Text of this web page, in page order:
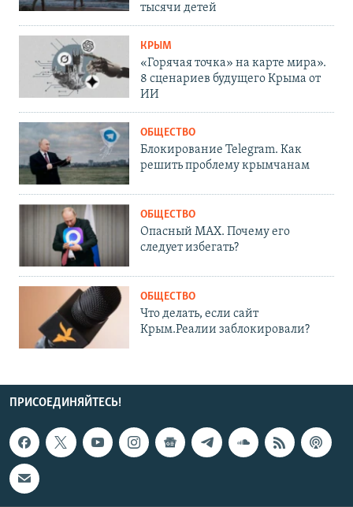
тысячи детей
КРЫМ
«Горячая точка» на карте мира».
8 сценариев будущего Крыма от
ИИ
ОБЩЕСТВО
Блокирование Telegram. Как
решить проблему крымчанам
ОБЩЕСТВО
Опасный MAX. Почему его
следует избегать?
ОБЩЕСТВО
Что делать, если сайт
Крым.Реалии заблокировали?
ПРИСОЕДИНЯЙТЕСЬ!